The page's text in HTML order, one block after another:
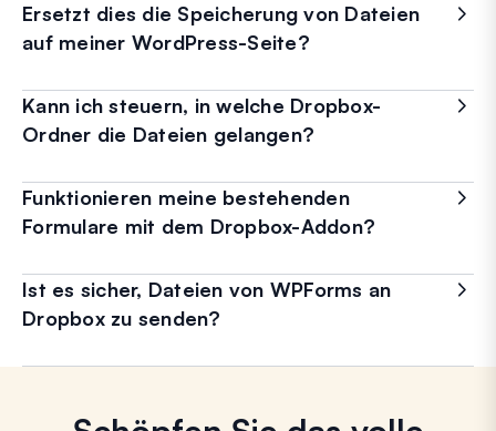
Ersetzt dies die Speicherung von Dateien
auf meiner WordPress-Seite?
Kann ich steuern, in welche Dropbox-
Ordner die Dateien gelangen?
Funktionieren meine bestehenden
Formulare mit dem Dropbox-Addon?
Ist es sicher, Dateien von WPForms an
Dropbox zu senden?